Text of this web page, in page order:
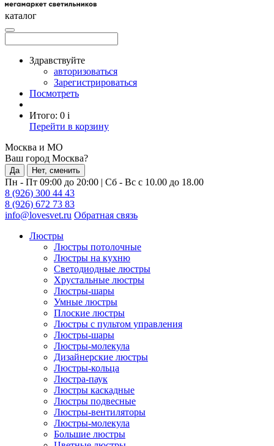
каталог
Здравствуйте
авторизоваться
Зарегистрироваться
Посмотреть
Итого: 0 i
Перейти в корзину
Москва и МО
Ваш город Москва?
Да Нет, сменить
Пн - Пт 09:00 до 20:00 | Сб - Вс с 10.00 до 18.00
8 (926) 300 44 43
8 (926) 672 73 83
info@lovesvet.ru Обратная связь
Люстры
Люстры потолочные
Люстры на кухню
Светодиодные люстры
Хрустальные люстры
Люстры-шары
Умные люстры
Плоские люстры
Люстры с пультом управления
Люстры-шары
Люстры-молекула
Дизайнерские люстры
Люстры-кольца
Люстра-паук
Люстры каскадные
Люстры подвесные
Люстры-вентиляторы
Люстры-молекула
Большие люстры